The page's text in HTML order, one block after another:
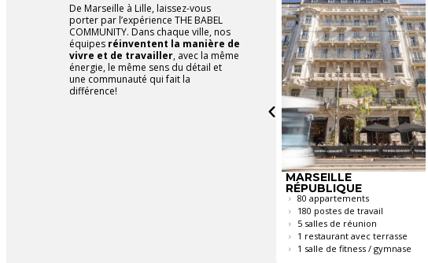
De Marseille à Lille, laissez-vous
porter par l’expérience THE BABEL
COMMUNITY. Dans chaque ville, nos
équipes réinventent la manière de
vivre et de travailler, avec la même
énergie, le même sens du détail et
une communauté qui fait la
différence!
MARSEILLE
RÉPUBLIQUE
80 appartements
180 postes de travail
5 salles de réunion
1 restaurant avec terrasse
1 salle de fitness / gymnase